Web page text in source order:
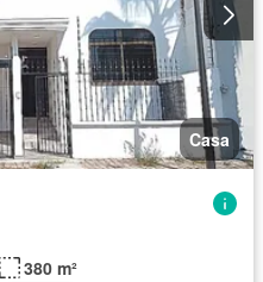
Casa
380 m²